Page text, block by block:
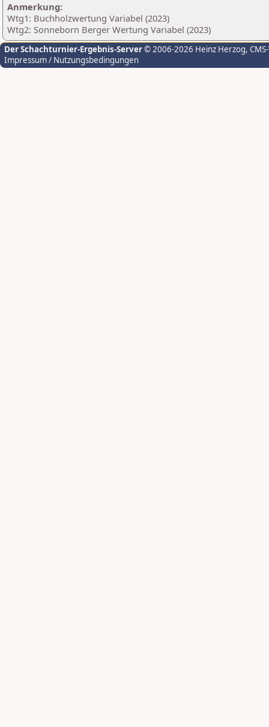
Anmerkung:
Wtg1: Buchholzwertung Variabel (2023)
Wtg2: Sonneborn Berger Wertung Variabel (2023)
Der Schachturnier-Ergebnis-Server© 2006-2026 Heinz Herzog,
Impressum / Nutzungsbedingungen